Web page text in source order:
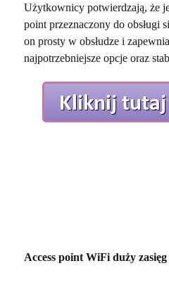
Użytkownicy potwierdzają, że
point przeznaczony do obsługi
on prosty w obsłudze i
najpotrzebniejsze opcje oraz
Access point WiFi duży zasięg